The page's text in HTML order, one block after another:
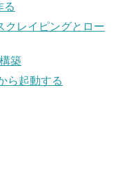
る
クレイピングとロー
築
ら起動する